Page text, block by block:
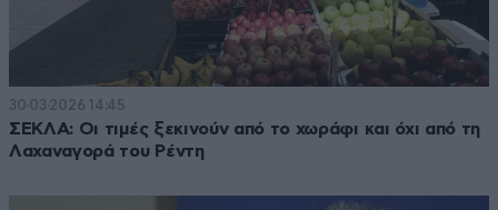
30·03·2026 14:45
ΣΕΚΛΑ: Οι τιμές ξεκινούν από το χωράφι και όχι από τη
Λαχαναγορά του Ρέντη